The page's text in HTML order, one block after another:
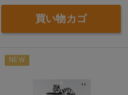
買い物カゴ
NEW